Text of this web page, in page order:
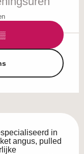
in
angus, pulled